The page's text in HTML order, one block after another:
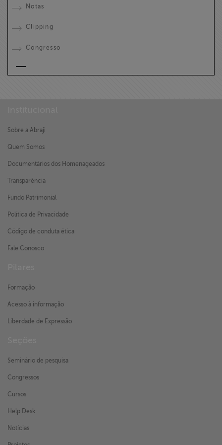
Notas
Clipping
Congresso
Sobre a Abraji
Quem Somos
Documentários dos Homenageados
Transparência
Fundo Patrimonial
Política de Privacidade
Código de conduta ética
Fale Conosco
Formação
Acesso à informação
Liberdade de Expressão
Seminário de pesquisa
Congressos
Cursos
Help Desk
Notícias